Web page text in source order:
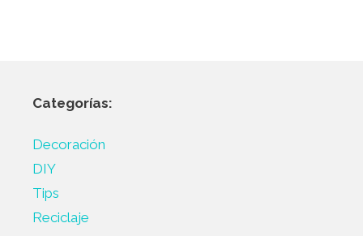
Categorías:
Decoración
DIY
Tips
Reciclaje